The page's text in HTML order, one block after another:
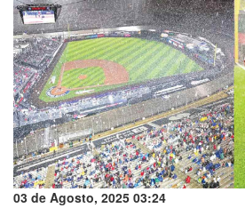
03 de Agosto, 2025 03:24